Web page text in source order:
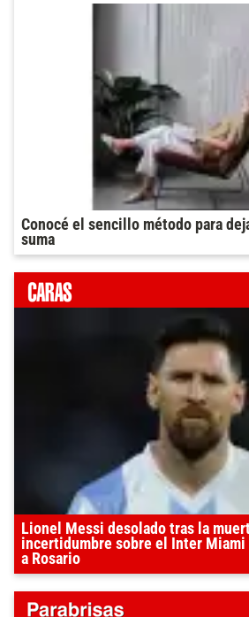
Conocé el sencillo método para
suma
Lionel Messi desolado tras la
incertidumbre sobre el Inter Miami
a Rosario